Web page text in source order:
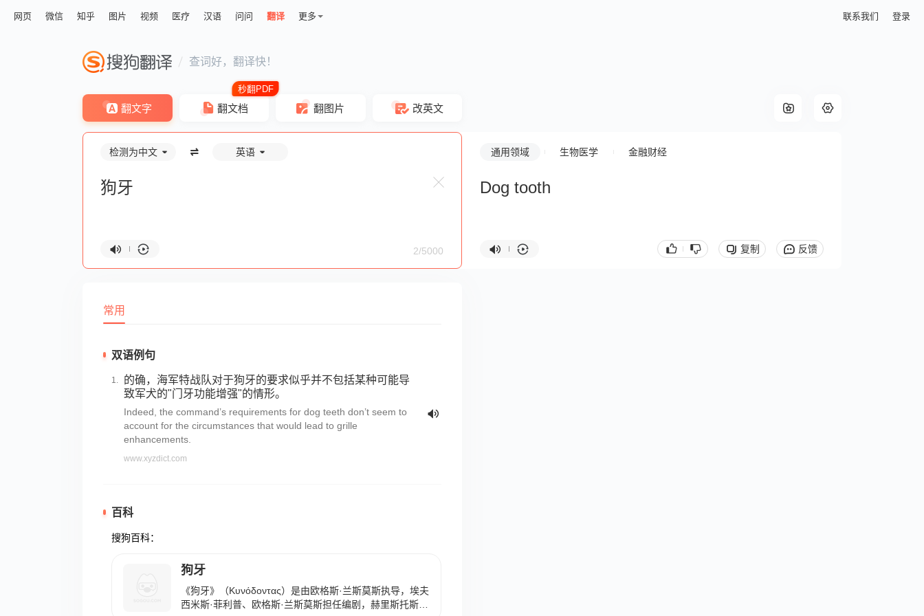
网页 微信 知乎 图片 视频 医疗 汉语 问问 翻译 更多 联系我们 登录
查词好，翻译快！
翻文字 翻文档 翻图片 改英文
检测为中文 英语
2/5000
通用领域 生物医学 金融财经
Dog tooth
复制 反馈
常用
双语例句
的确，海军特战队对于狗牙的要求似乎并不包括某种可能导
致军犬的"门牙功能增强"的情形。
Indeed, the command’s requirements for dog teeth don’t seem to
account for the circumstances that would lead to grille
enhancements.
www.xyzdict.com
百科
搜狗百科：
狗牙
《狗牙》（Κυνόδοντας）是由欧格斯·兰斯莫斯执导，埃夫
西米斯·菲利普、欧格斯·兰斯莫斯担任编剧，赫里斯托斯·